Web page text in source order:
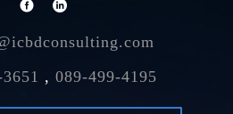
, 089-499-4195